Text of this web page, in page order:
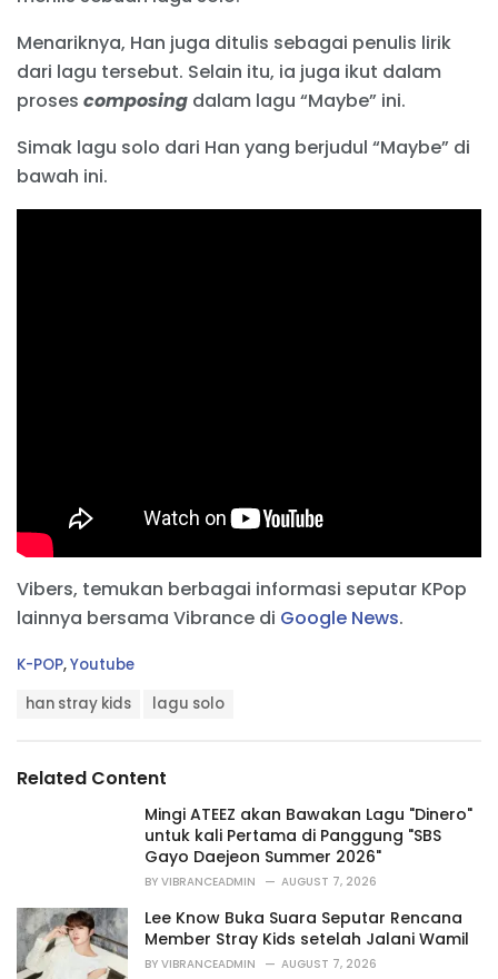
Menariknya, Han juga ditulis sebagai penulis lirik
dari lagu tersebut. Selain itu, ia juga ikut dalam
proses composing dalam lagu “Maybe” ini.
Simak lagu solo dari Han yang berjudul “Maybe” di
bawah ini.
Vibers, temukan berbagai informasi seputar KPop
lainnya bersama Vibrance di Google News.
C
r
K-POP,Youtube
:
han stray kids lagu solo
Related Content
Mingi ATEEZ akan Bawakan Lagu "Dinero"
untuk kali Pertama di Panggung "SBS
Gayo Daejeon Summer 2026"
BY VIBRANCEADMIN AUGUST 7, 2026
Lee Know Buka Suara Seputar Rencana
Member Stray Kids setelah Jalani Wamil
BY VIBRANCEADMIN AUGUST 7, 2026